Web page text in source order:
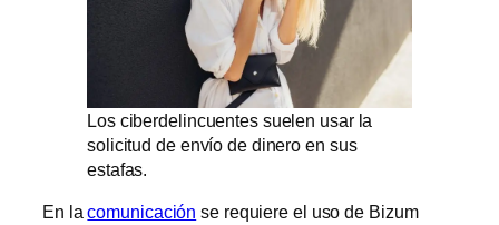
Los ciberdelincuentes suelen usar la
solicitud de envío de dinero en sus
estafas.
En lacomunicación se requiere el uso de Bizum